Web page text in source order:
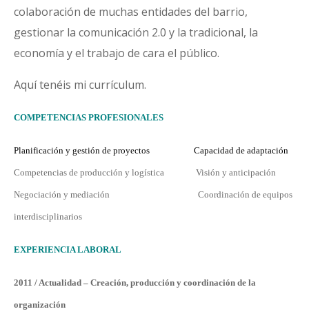
colaboración de muchas entidades del barrio,
gestionar la comunicación 2.0 y la tradicional, la
economía y el trabajo de cara el público.
Aquí tenéis mi currículum.
COMPETENCIAS PROFESIONALES
Planificación y gestión de proyectos Capacidad de adaptación
Competencias de producción y logística Visión y anticipación
Negociación y mediación Coordinación de equipos
interdisciplinarios
EXPERIENCIA LABORAL
2011 / Actualidad – Creación, producción y coordinación de la
organización